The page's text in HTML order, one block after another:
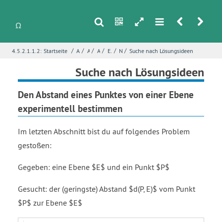
s n h m r u
4.5.2.1.1.2: Startseite / Analytische Geometrie
/ Abstände
/ Abstand zu einer Ebene
/ Erkundung - Abstand Punkt-Ebene/ Nachhall in Räumen
/ Suche nach Lösungsideen
Suche nach Lösungsideen
Den Abstand eines Punktes von einer Ebene
experimentell bestimmen
Im letzten Abschnitt bist du auf folgendes Problem
gestoßen:
Gegeben: eine Ebene $E$ und ein Punkt $P$
Gesucht: der (geringste) Abstand $d(P, E)$ vom Punkt
$P$ zur Ebene $E$
E-Mail*
Fehlerbeschreibung*